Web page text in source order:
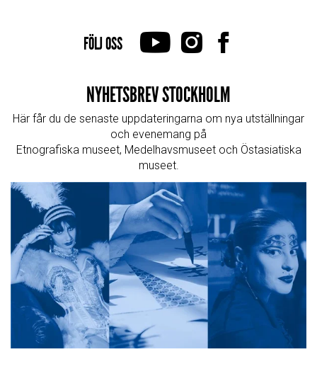
FÖLJ OSS
NYHETSBREV STOCKHOLM
Här får du de senaste uppdateringarna om nya utställningar
och evenemang på
Etnografiska museet, Medelhavsmuseet och Östasiatiska
museet.